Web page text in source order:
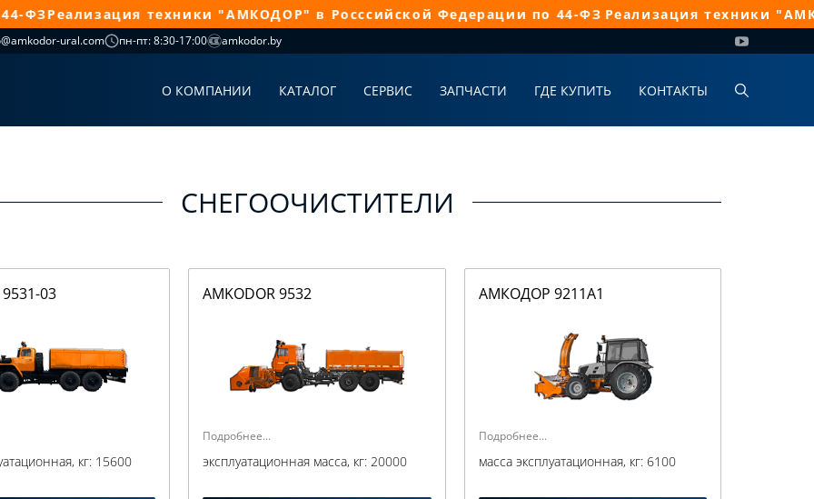
Реализация техники "АМКОДОР" в Росссийской Федерации по 44-ФЗРеализация техники
ural.com пн-пт: 8:30-17:00 amkodor.by
О КОМПАНИИ КАТАЛОГ СЕРВИС ЗАПЧАСТИ ГДЕ КУПИТЬ КОНТАКТЫ
СНЕГООЧИСТИТЕЛИ
03
кг: 15600
AMKODOR 9532
Подробнее...
эксплуатационная масса, кг: 20000
АМКОДОР 9211А1
Подробнее...
масса эксплуатационная, кг: 6100